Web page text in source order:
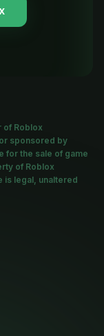
of Roblox
sponsored by
for the sale of game
of Roblox
is legal, unaltered